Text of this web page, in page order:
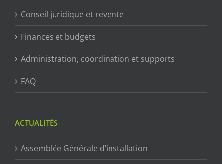
Conseil juridique et revente
Finances et budgets
Administration, coordination et supports
FAQ
ACTUALITÉS
Assemblée Générale d’installation